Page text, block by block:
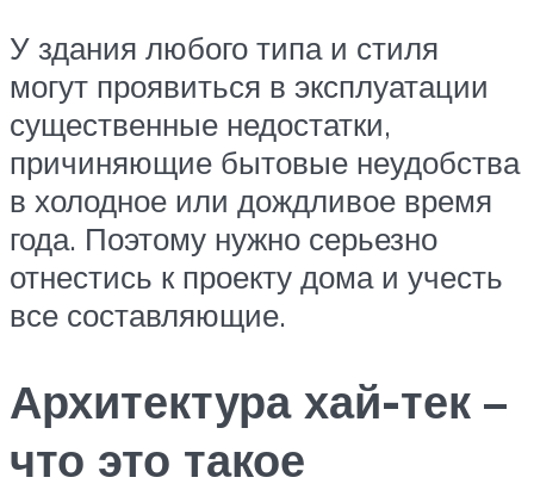
У здания любого типа и стиля
могут проявиться в эксплуатации
существенные недостатки,
причиняющие бытовые неудобства
в холодное или дождливое время
года. Поэтому нужно серьезно
отнестись к проекту дома и учесть
все составляющие.
Архитектура хай-тек –
что это такое